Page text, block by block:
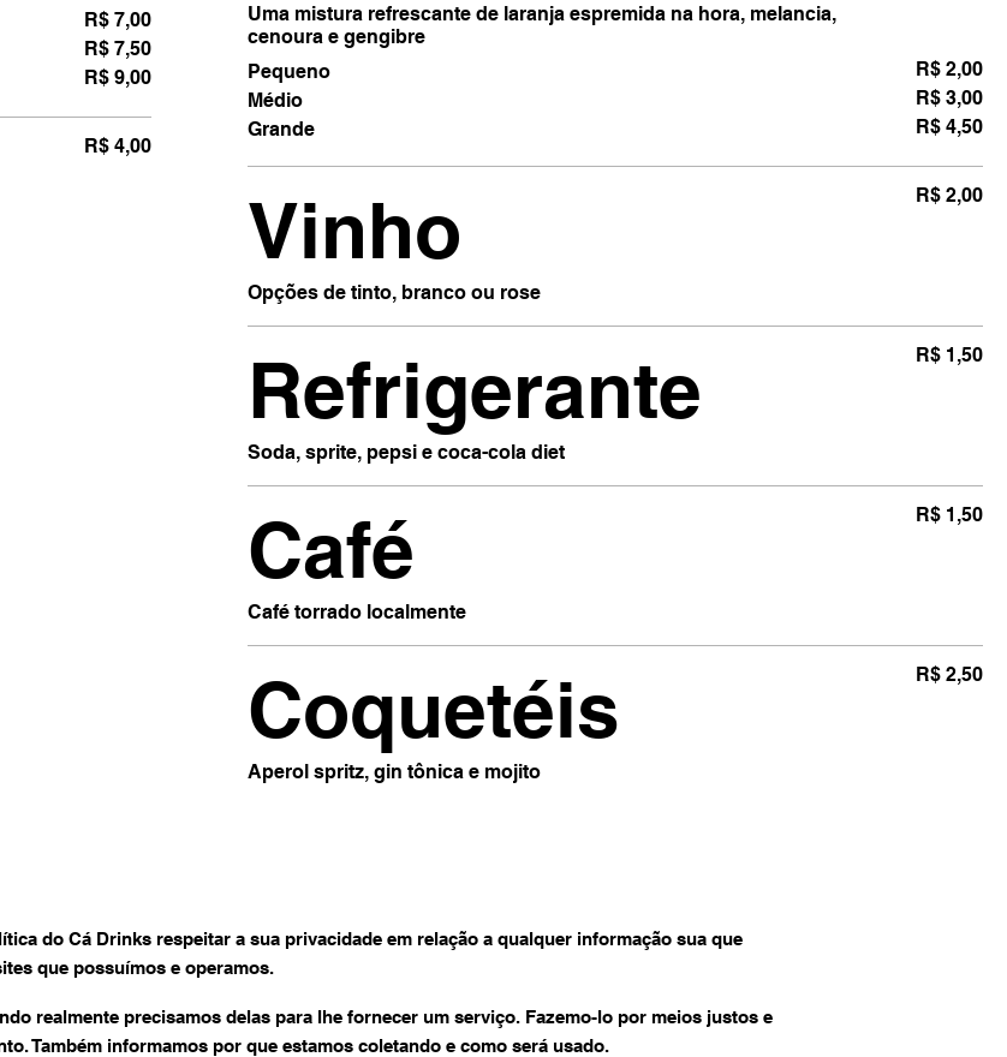
R$ 7,00
R$ 7,50
R$ 9,00
R$ 4,00
Uma mistura refrescante de laranja espremida na hora, melancia,
cenoura e gengibre
Pequeno
R$ 2,00
Médio
R$ 3,00
Grande
R$ 4,50
Vinho
Opções de tinto, branco ou rose
R$ 2,00
Refrigerante
Soda, sprite, pepsi e coca-cola diet
R$ 1,50
Café
Café torrado localmente
R$ 1,50
Coquetéis
Aperol spritz, gin tônica e mojito
R$ 2,50
do Cá Drinks respeitar a sua privacidade em relação a qualquer informação sua que
que possuímos e operamos.
realmente precisamos delas para lhe fornecer um serviço. Fazemo-lo por meios justos e
Também informamos por que estamos coletando e como será usado.